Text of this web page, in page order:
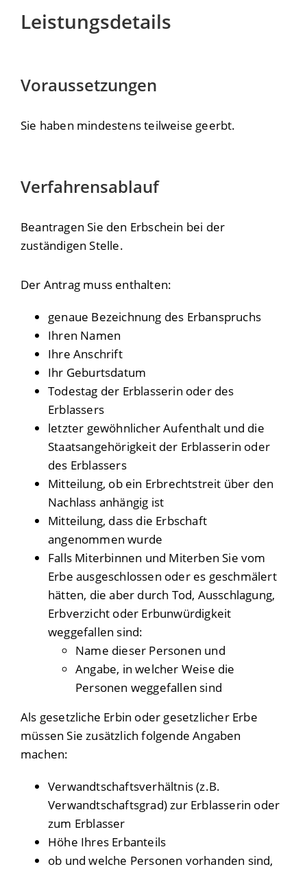
Leistungsdetails
Voraussetzungen
Sie haben mindestens teilweise geerbt.
Verfahrensablauf
Beantragen Sie den Erbschein bei der
zuständigen Stelle.
Der Antrag muss enthalten:
genaue Bezeichnung des Erbanspruchs
Ihren Namen
Ihre Anschrift
Ihr Geburtsdatum
Todestag der Erblasserin oder des
Erblassers
letzter gewöhnlicher Aufenthalt und die
Staatsangehörigkeit der Erblasserin oder
des Erblassers
Mitteilung, ob ein Erbrechtstreit über den
Nachlass anhängig ist
Mitteilung, dass die Erbschaft
angenommen wurde
Falls Miterbinnen und Miterben Sie vom
Erbe ausgeschlossen oder es geschmälert
hätten, die aber durch Tod, Ausschlagung,
Erbverzicht oder Erbunwürdigkeit
weggefallen sind:
Name dieser Personen und
Angabe, in welcher Weise die
Personen weggefallen sind
Als gesetzliche Erbin oder gesetzlicher Erbe
müssen Sie zusätzlich folgende Angaben
machen:
Verwandtschaftsverhältnis (z.B.
Verwandtschaftsgrad) zur Erblasserin oder
zum Erblasser
Höhe Ihres Erbanteils
ob und welche Personen vorhanden sind,